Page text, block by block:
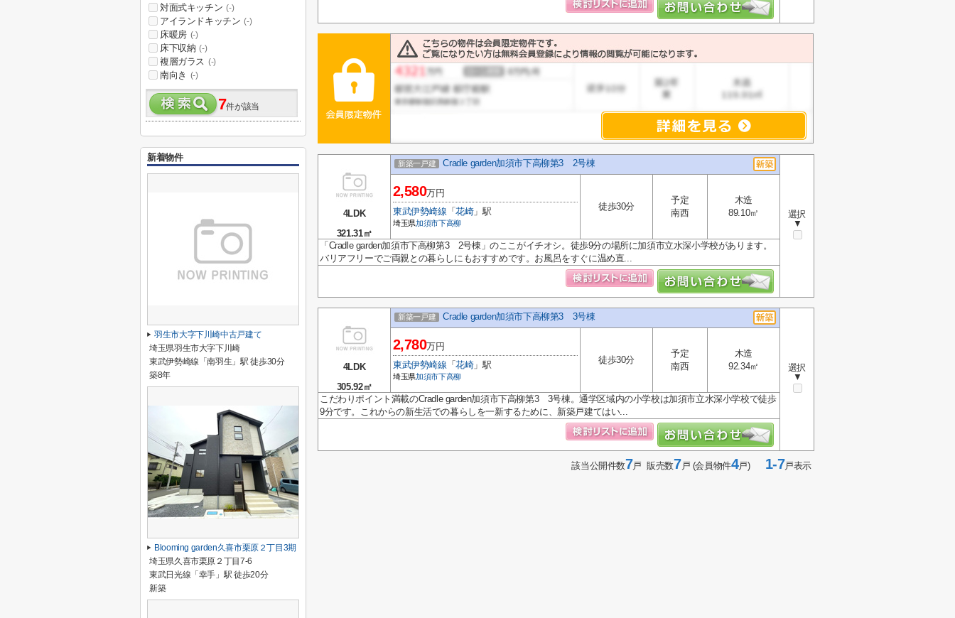
4LDK
321.31㎡
新築一戸建 Cradle garden加須市下高柳第3 2号棟
選択
▼
2,580万円
東武伊勢崎線 「花崎」駅
埼玉県加須市下高柳
徒歩30分
予定
南西
木造
89.10㎡
「Cradle garden加須市下高柳第3 2号棟」のここがイチオシ。徒歩9分の場所に加須市立水深小学校があります。
バリアフリーでご両親との暮らしにもおすすめです。お風呂をすぐに温め直...
4LDK
305.92㎡
新築一戸建 Cradle garden加須市下高柳第3 3号棟
選択
▼
2,780万円
東武伊勢崎線 「花崎」駅
埼玉県加須市下高柳
徒歩30分
予定
南西
木造
92.34㎡
こだわりポイント満載のCradle garden加須市下高柳第3 3号棟。通学区域内の小学校は加須市立水深小学校で徒歩
9分です。これからの新生活での暮らしを一新するために、新築戸建てはい...
該当公開件数7戸 販売数7戸 (会員物件4戸)1-7戸表示
対面式キッチン (-)
アイランドキッチン (-)
床暖房 (-)
床下収納 (-)
複層ガラス (-)
南向き (-)
7件が該当
新着物件
羽生市大字下川崎中古戸建て
埼玉県羽生市大字下川崎
東武伊勢崎線「南羽生」駅 徒歩30分
築8年
Blooming garden久喜市栗原２丁目3期
埼玉県久喜市栗原２丁目7-6
東武日光線「幸手」駅 徒歩20分
新築